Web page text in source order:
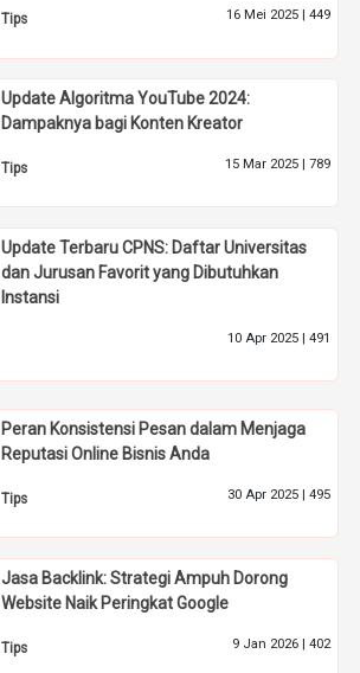
Tips 16 Mei 2025 | 449
Update Algoritma YouTube 2024:
Dampaknya bagi Konten Kreator
Tips 15 Mar 2025 | 789
Update Terbaru CPNS: Daftar Universitas
dan Jurusan Favorit yang Dibutuhkan
Instansi
10 Apr 2025 | 491
Peran Konsistensi Pesan dalam Menjaga
Reputasi Online Bisnis Anda
Tips 30 Apr 2025 | 495
Jasa Backlink: Strategi Ampuh Dorong
Website Naik Peringkat Google
Tips 9 Jan 2026 | 402